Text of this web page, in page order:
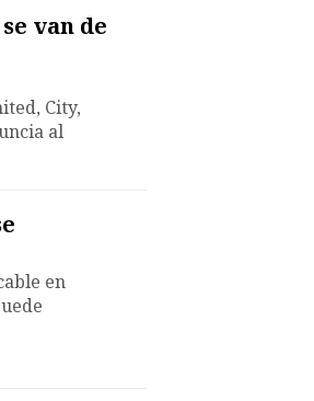
van de
City,
al
en